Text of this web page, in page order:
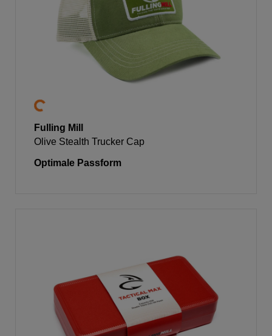
Fulling Mill
Olive Stealth Trucker Cap
Optimale Passform